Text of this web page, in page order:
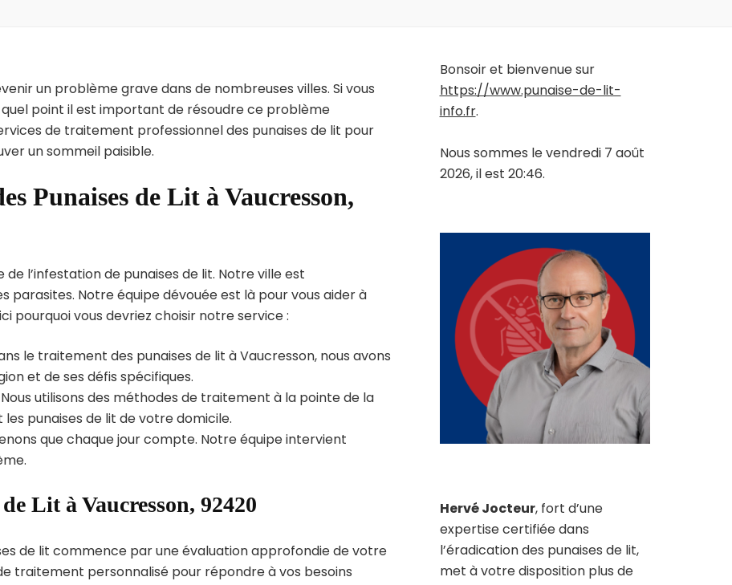
un problème grave dans de nombreuses villes. Si vous
quel point il est important de résoudre ce problème
de traitement professionnel des punaises de lit pour
un sommeil paisible.
Punaises de Lit à Vaucresson,
l’infestation de punaises de lit. Notre ville est
Notre équipe dévouée est là pour vous aider à
pourquoi vous devriez choisir notre service :
le traitement des punaises de lit à Vaucresson, nous avons
et de ses défis spécifiques.
Nous utilisons des méthodes de traitement à la pointe de la
punaises de lit de votre domicile.
que chaque jour compte. Notre équipe intervient
Lit à Vaucresson, 92420
de lit commence par une évaluation approfondie de votre
traitement personnalisé pour répondre à vos besoins
Bonsoir et bienvenue sur
https://www.punaise-de-lit-
info.fr.
Nous sommes le vendredi 7 août
2026, il est 20:46.
Hervé Jocteur, fort d’une
expertise certifiée dans
l’éradication des punaises de lit,
met à votre disposition plus de